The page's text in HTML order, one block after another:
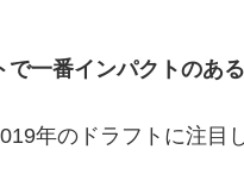
一番インパクトのあ
年のドラフトに注目